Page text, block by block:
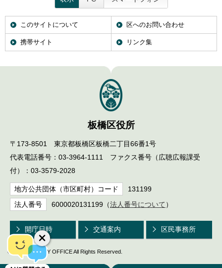
このサイトについて 区へのお問い合わせ
携帯サイト リンク集
板橋区役所
〒173-8501 東京都板橋区板橋二丁目66番1号
代表電話番号：03-3964-1111 ファクス番号（広聴広報課受
付）：03-3579-2028
地方公共団体（市区町村）コード 131199
法人番号 6000020131199（法人番号について ）
開庁日時 交通案内 区民事務所
© ITABASHI CITY OFFICE All Rights Reserved.